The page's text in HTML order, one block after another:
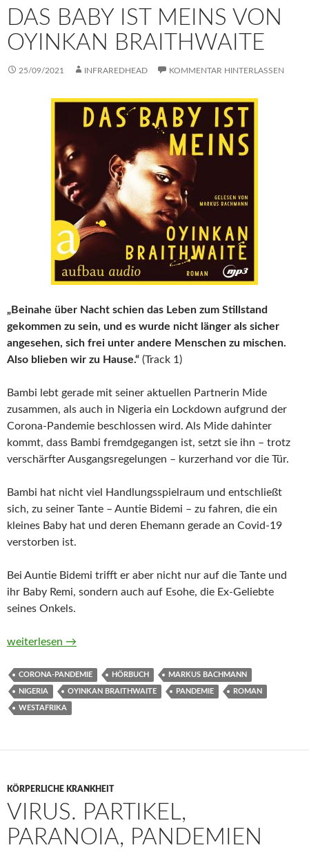
DAS BABY IST MEINS VON
OYINKAN BRAITHWAITE
25/09/2021 INFRAREDHEAD KOMMENTAR HINTERLASSEN
„Beinahe über Nacht schien das Leben zum Stillstand
gekommen zu sein, und es wurde nicht länger als sicher
angesehen, sich frei unter andere Menschen zu mischen.
Also blieben wir zu Hause.“ (Track 1)
Bambi lebt gerade mit seiner aktuellen Partnerin Mide
zusammen, als auch in Nigeria ein Lockdown aufgrund der
Corona-Pandemie beschlossen wird. Als Mide dahinter
kommt, dass Bambi fremdgegangen ist, setzt sie ihn – trotz
verschärfter Ausgangsregelungen – kurzerhand vor die Tür.
Bambi hat nicht viel Handlungsspielraum und entschließt
sich, zu seiner Tante – Auntie Bidemi – zu fahren, die ein
kleines Baby hat und deren Ehemann gerade an Covid-19
verstorben ist.
Bei Auntie Bidemi trifft er aber nicht nur auf die Tante und
ihr Baby Remi, sondern auch auf Esohe, die Ex-Geliebte
seines Onkels.
Das Baby ist meins von Oyinkan Braithwaite
weiterlesen →
CORONA-PANDEMIE HÖRBUCH MARKUS BACHMANN
NIGERIA OYINKAN BRAITHWAITE PANDEMIE ROMAN
WESTAFRIKA
KÖRPERLICHE KRANKHEIT
VIRUS. PARTIKEL,
PARANOIA, PANDEMIEN